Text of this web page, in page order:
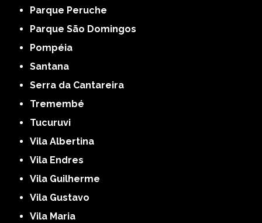
Parque Peruche
Parque São Domingos
Pompéia
Santana
Serra da Cantareira
Tremembé
Tucuruvi
Vila Albertina
Vila Endres
Vila Guilherme
Vila Gustavo
Vila Maria